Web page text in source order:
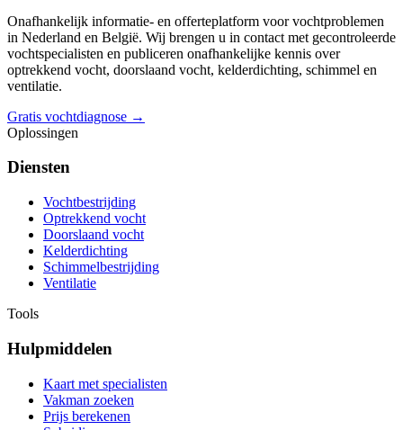
Onafhankelijk informatie- en offerteplatform voor vochtproblemen
in Nederland en België. Wij brengen u in contact met gecontroleerde
vochtspecialisten en publiceren onafhankelijke kennis over
optrekkend vocht, doorslaand vocht, kelderdichting, schimmel en
ventilatie.
Gratis vochtdiagnose →
Oplossingen
Diensten
Vochtbestrijding
Optrekkend vocht
Doorslaand vocht
Kelderdichting
Schimmelbestrijding
Ventilatie
Tools
Hulpmiddelen
Kaart met specialisten
Vakman zoeken
Prijs berekenen